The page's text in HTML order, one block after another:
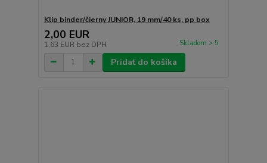
Klip binder/čierny JUNIOR, 19 mm/40 ks, pp box
2,00 EUR
1,63 EUR bez DPH Skladom > 5
Pridať do košíka